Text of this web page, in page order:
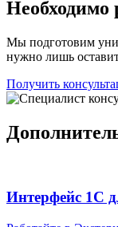
Необходимо
Мы подготовим
нужно лишь
Получить
Интерфейс 1С